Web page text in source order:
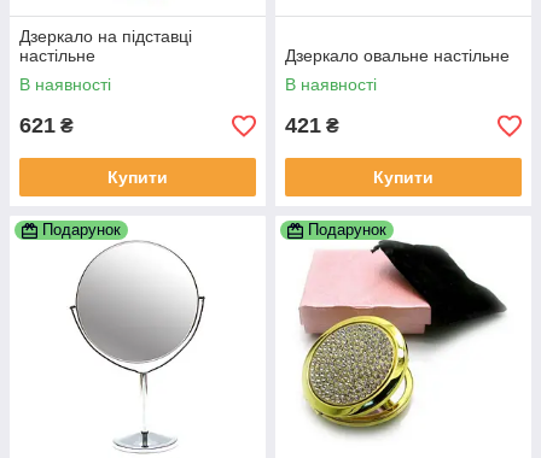
Дзеркало на підставці
настільне
В наявності
621 ₴
Купити
Дзеркало овальне настільне
В наявності
421 ₴
Купити
Подарунок Подарунок